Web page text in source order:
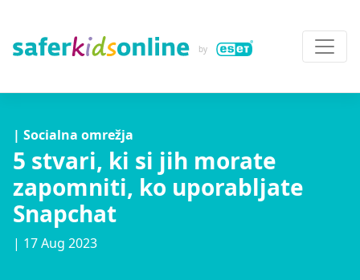
| Socialna omrežja
5 stvari, ki si jih morate
zapomniti, ko uporabljate
Snapchat
| 17 Aug 2023